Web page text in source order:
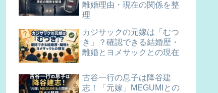
離婚理由・現在の関係を整
理
カジサックの元嫁は「むつ
き」？確認できる結婚歴・
離婚とヨメサックとの現在
古谷一行の息子は降谷建
志！「元嫁」MEGUMIとの